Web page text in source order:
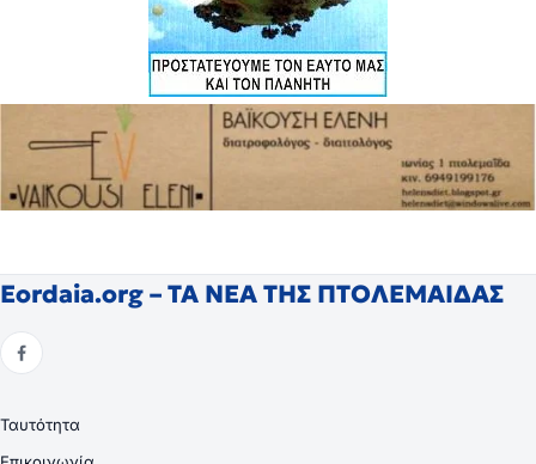
Eordaia.org – ΤΑ ΝΕΑ ΤΗΣ ΠΤΟΛΕΜΑΙΔΑΣ
Ταυτότητα